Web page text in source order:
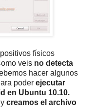
físicos
veis no detecta
hacer algunos
poder ejecutar
en Ubuntu 10.10.
creamos el archivo